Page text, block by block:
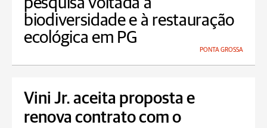
biodiversidade e à restauração
ecológica em PG
PONTA GROSSA
Vini Jr. aceita proposta e
renova contrato com o